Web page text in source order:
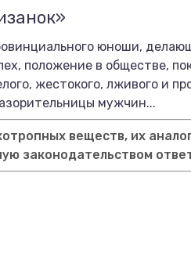
юноши,
положение в обществе,
жестокого, лживого и
мужчин...
веществ, их
законодательством